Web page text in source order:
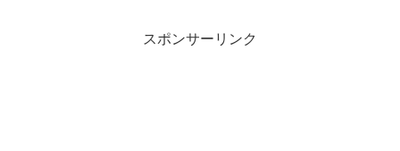
スポンサーリンク